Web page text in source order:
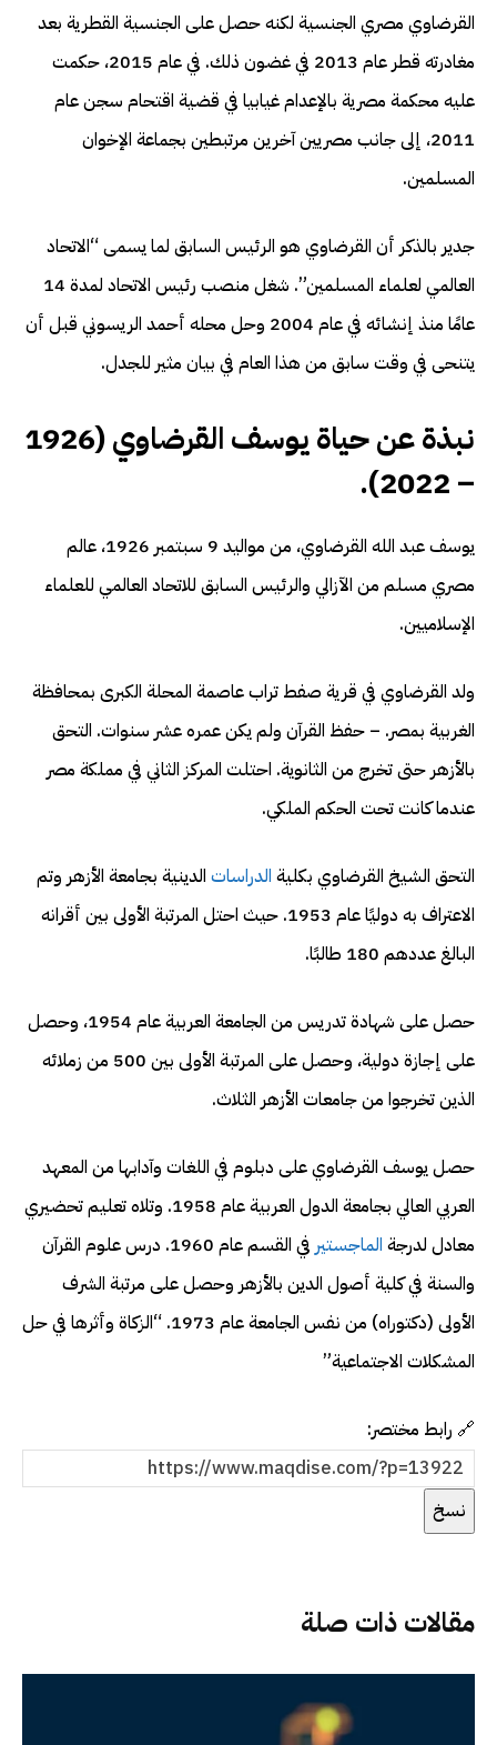
مقالات ذات صلة
القرضاوي مصري الجنسية لكنه حصل على الجنسية القطرية بعد
مغادرته قطر عام 2013 في غضون ذلك. في عام 2015، حكمت
عليه محكمة مصرية بالإعدام غيابيا في قضية اقتحام سجن عام
2011، إلى جانب مصريين آخرين مرتبطين بجماعة الإخوان
المسلمين.
جدير بالذكر أن القرضاوي هو الرئيس السابق لما يسمى “الاتحاد
العالمي لعلماء المسلمين”. شغل منصب رئيس الاتحاد لمدة 14
عامًا منذ إنشائه في عام 2004 وحل محله أحمد الريسوني قبل أن
يتنحى في وقت سابق من هذا العام في بيان مثير للجدل.
نبذة عن حياة يوسف القرضاوي (1926
– 2022).
يوسف عبد الله القرضاوي، من مواليد 9 سبتمبر 1926، عالم
مصري مسلم من الآزالي والرئيس السابق للاتحاد العالمي للعلماء
الإسلاميين.
ولد القرضاوي في قرية صفط تراب عاصمة المحلة الكبرى بمحافظة
الغربية بمصر. – حفظ القرآن ولم يكن عمره عشر سنوات. التحق
بالأزهر حتى تخرج من الثانوية. احتلت المركز الثاني في مملكة مصر
عندما كانت تحت الحكم الملكي.
التحق الشيخ القرضاوي بكلية الدراسات الدينية بجامعة الأزهر وتم
الاعتراف به دوليًا عام 1953. حيث احتل المرتبة الأولى بين أقرانه
البالغ عددهم 180 طالبًا.
حصل على شهادة تدريس من الجامعة العربية عام 1954، وحصل
على إجازة دولية، وحصل على المرتبة الأولى بين 500 من زملائه
الذين تخرجوا من جامعات الأزهر الثلاث.
حصل يوسف القرضاوي على دبلوم في اللغات وآدابها من المعهد
العربي العالي بجامعة الدول العربية عام 1958. وتلاه تعليم تحضيري
معادل لدرجة الماجستير
في القسم عام 1960. درس علوم القرآن
والسنة في كلية أصول الدين بالأزهر وحصل على مرتبة الشرف
الأولى (دكتوراه) من نفس الجامعة عام 1973. “الزكاة وأثرها في حل
المشكلات الاجتماعية”
🔗 رابط مختصر:
نسخ